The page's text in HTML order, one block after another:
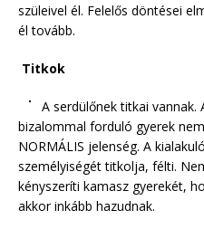
szüleivel él. Felelős döntései
él tovább.
Titkok
A serdülőnek titkai vannak.
bizalommal forduló gyerek
NORMÁLIS jelenség. A
személyiségét titkolja, félti.
kényszeríti kamasz gyerekét,
akkor inkább hazudnak.